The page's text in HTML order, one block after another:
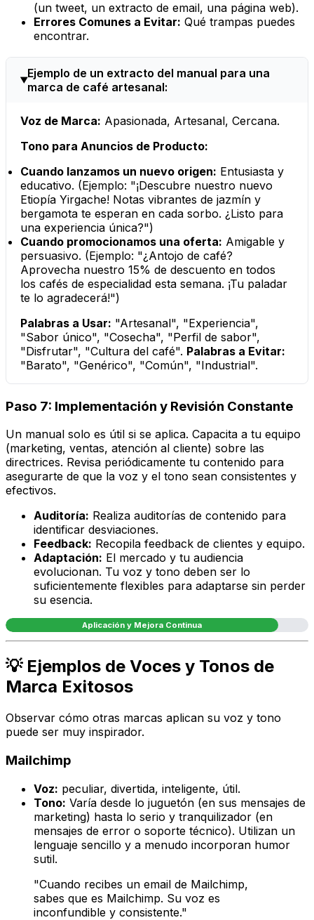
(un tweet, un extracto de email, una página web).
Errores Comunes a Evitar: Qué trampas puedes
encontrar.
Ejemplo de un extracto del manual para una
marca de café artesanal:
Voz de Marca: Apasionada, Artesanal, Cercana.
Tono para Anuncios de Producto:
Cuando lanzamos un nuevo origen: Entusiasta y
educativo. (Ejemplo: "¡Descubre nuestro nuevo
Etiopía Yirgache! Notas vibrantes de jazmín y
bergamota te esperan en cada sorbo. ¿Listo para
una experiencia única?")
Cuando promocionamos una oferta: Amigable y
persuasivo. (Ejemplo: "¿Antojo de café?
Aprovecha nuestro 15% de descuento en todos
los cafés de especialidad esta semana. ¡Tu paladar
te lo agradecerá!")
Palabras a Usar: "Artesanal", "Experiencia",
"Sabor único", "Cosecha", "Perfil de sabor",
"Disfrutar", "Cultura del café". Palabras a Evitar:
"Barato", "Genérico", "Común", "Industrial".
Paso 7: Implementación y Revisión Constante
Un manual solo es útil si se aplica. Capacita a tu equipo
(marketing, ventas, atención al cliente) sobre las
directrices. Revisa periódicamente tu contenido para
asegurarte de que la voz y el tono sean consistentes y
efectivos.
Auditoría: Realiza auditorías de contenido para
identificar desviaciones.
Feedback: Recopila feedback de clientes y equipo.
Adaptación: El mercado y tu audiencia
evolucionan. Tu voz y tono deben ser lo
suficientemente flexibles para adaptarse sin perder
su esencia.
Aplicación y Mejora Continua
💡 Ejemplos de Voces y Tonos de
Marca Exitosos
Observar cómo otras marcas aplican su voz y tono
puede ser muy inspirador.
Mailchimp
Voz: peculiar, divertida, inteligente, útil.
Tono: Varía desde lo juguetón (en sus mensajes de
marketing) hasta lo serio y tranquilizador (en
mensajes de error o soporte técnico). Utilizan un
lenguaje sencillo y a menudo incorporan humor
sutil.
"Cuando recibes un email de Mailchimp,
sabes que es Mailchimp. Su voz es
inconfundible y consistente."